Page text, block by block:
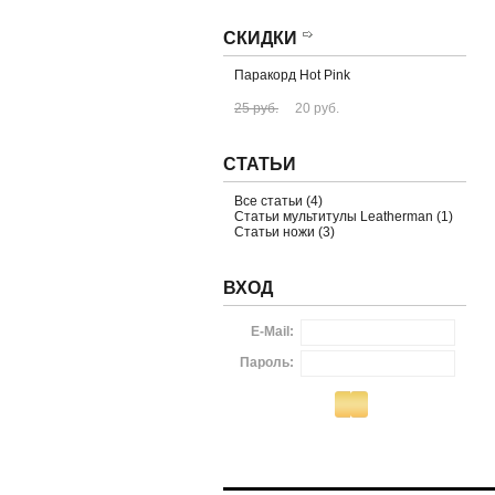
СКИДКИ
Паракорд Hot Pink
25 руб. 20 руб.
СТАТЬИ
Все статьи (4)
Статьи мультитулы Leatherman (1)
Статьи ножи (3)
ВХОД
E-Mail:
Пароль: